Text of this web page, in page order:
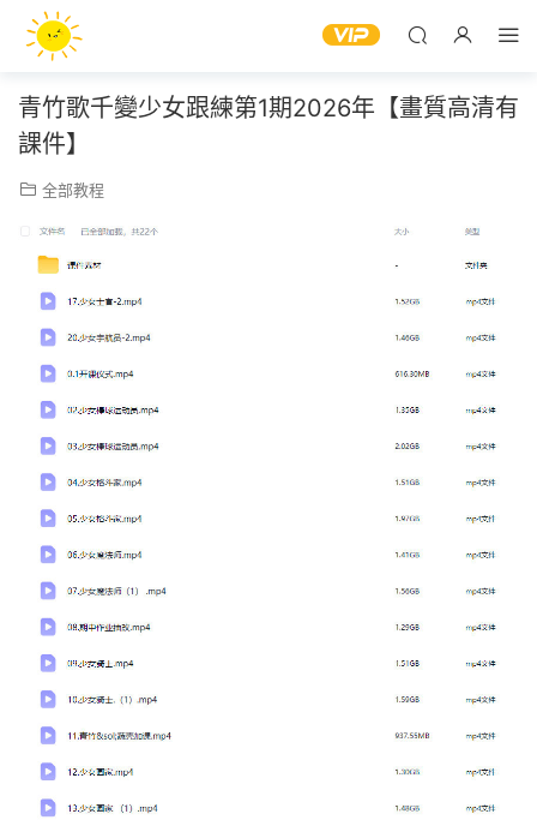
青竹歌千變少女跟練第1期2026年【畫質高清有
課件】
全部教程